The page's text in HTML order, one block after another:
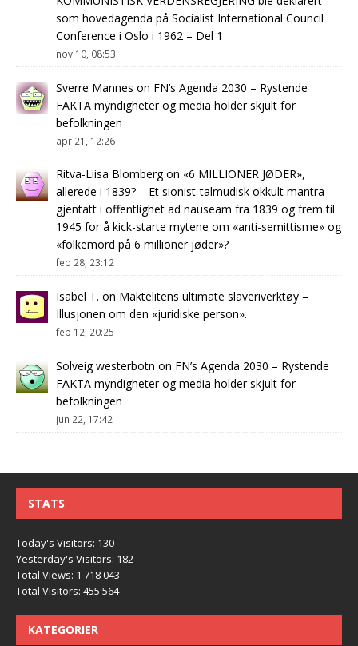
som hovedagenda på Socialist International Council
Conference i Oslo i 1962 – Del 1
nov 10, 08:53
Sverre Mannes on FN’s Agenda 2030 – Rystende
FAKTA myndigheter og media holder skjult for
befolkningen
apr 21, 12:26
Ritva-Liisa Blombergon «6 MILLIONER JØDER»,
allerede i 1839? – Et sionist-talmudisk okkult mantra
gjentatt i offentlighet ad nauseam fra 1839 og frem til
1945 for å kick-starte mytene om «anti-semittisme» og
«folkemord på 6 millioner jøder»?
feb 28, 23:12
Isabel T. on Maktelitens ultimate slaveriverktøy –
Illusjonen om den «juridiske person».
feb 12, 20:25
Solveig westerbotn on FN’s Agenda 2030 – Rystende
FAKTA myndigheter og media holder skjult for
befolkningen
jun 22, 17:42
STATS
Today's Visitors: 130
Yesterday's Visitors: 182
Total Views: 1 718 043
Total Visitors: 455 564
KATEGORIER